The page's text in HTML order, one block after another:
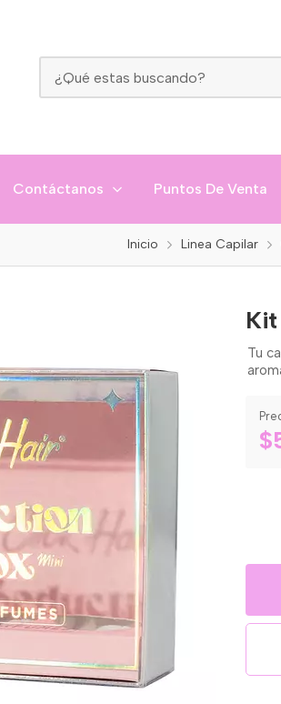
Contáctanos Puntos De Venta
Inicio Linea Capilar
Tu